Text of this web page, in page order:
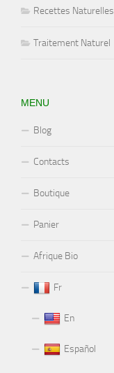
Recettes Naturelles
Traitement Naturel
MENU
Blog
Contacts
Boutique
Panier
Afrique Bio
Fr
En
Español